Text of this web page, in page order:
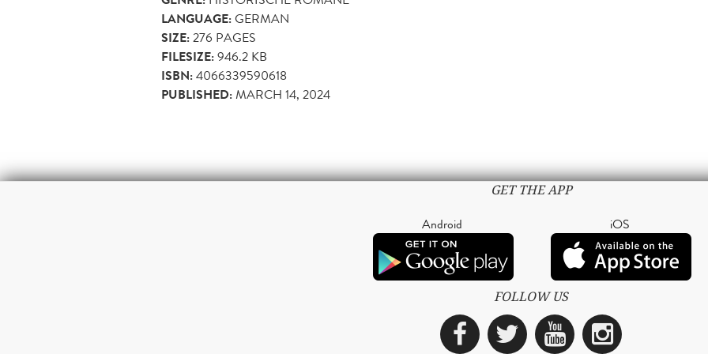
LANGUAGE:GERMAN
SIZE:276 PAGES
FILESIZE:946.2 KB
ISBN:4066339590618
PUBLISHED:MARCH 14, 2024
GET THE APP
Android iOS
FOLLOW US
Facebook
TwitterYouTube